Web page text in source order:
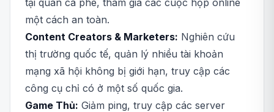
tại quán cà phê, tham gia các cuộc họp online
một cách an toàn.
Content Creators & Marketers: Nghiên cứu
thị trường quốc tế, quản lý nhiều tài khoản
mạng xã hội không bị giới hạn, truy cập các
công cụ chỉ có ở một số quốc gia.
Game Thủ: Giảm ping, truy cập các server